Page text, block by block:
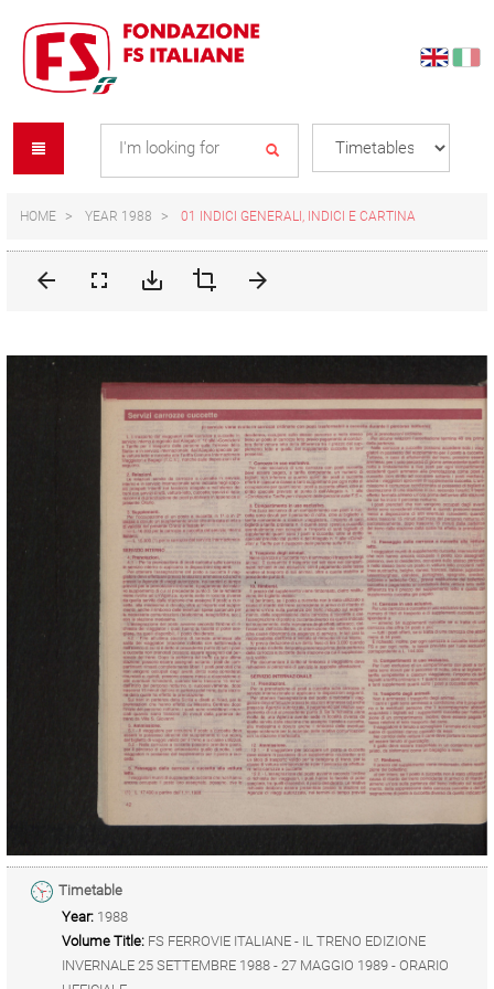
content
navigation
menu
HOME YEAR 1988 01 INDICI GENERALI, INDICI E CARTINA
Timetable
Year: 1988
Volume Title: FS FERROVIE ITALIANE - IL TRENO EDIZIONE
INVERNALE 25 SETTEMBRE 1988 - 27 MAGGIO 1989 - ORARIO